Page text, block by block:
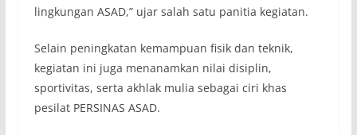
lingkungan ASAD,” ujar salah satu panitia kegiatan.
Selain peningkatan kemampuan fisik dan teknik,
kegiatan ini juga menanamkan nilai disiplin,
sportivitas, serta akhlak mulia sebagai ciri khas
pesilat PERSINAS ASAD.